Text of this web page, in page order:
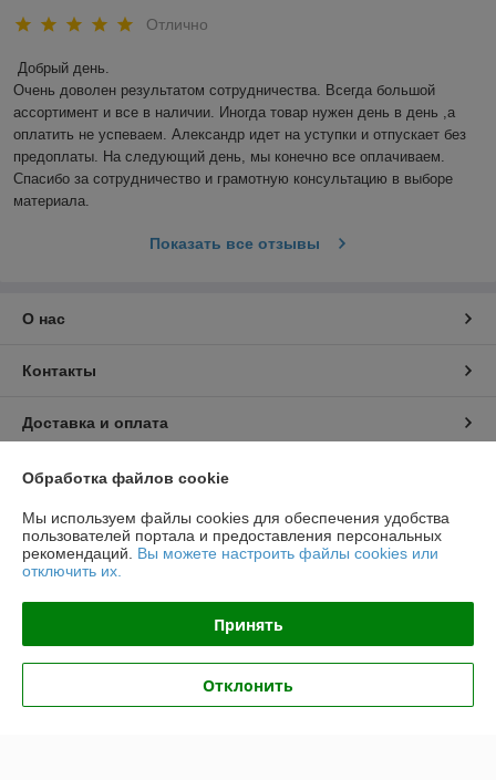
Отлично
Добрый день.
Очень доволен результатом сотрудничества. Всегда большой
ассортимент и все в наличии. Иногда товар нужен день в день ,а
оплатить не успеваем. Александр идет на уступки и отпускает без
предоплаты. На следующий день, мы конечно все оплачиваем.
Спасибо за сотрудничество и грамотную консультацию в выборе
материала.
Показать все отзывы
О нас
Контакты
Доставка и оплата
График работы
Полная версия сайта
Политика обработки cookies
Сайт создан на платформе Deal.by
Обработка файлов cookie
Мы используем файлы cookies для обеспечения удобства
пользователей портала и предоставления персональных
рекомендаций. Вы можете настроить файлы cookies или
отключить их.
Принять
Отклонить